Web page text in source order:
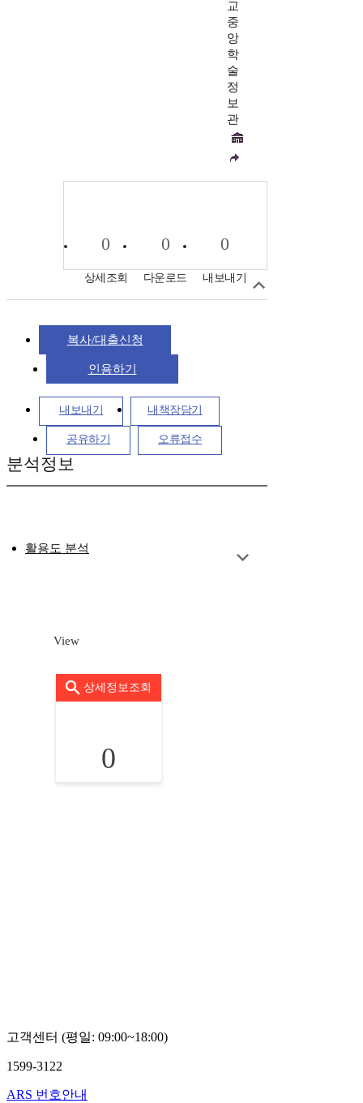
교
중
앙
학
술
정
보
관
0
상세조회
0
다운로드
0
내보내기
복사/대출신청
인용하기
내보내기 내책장담기
공유하기 오류접수
분석정보
활용도 분석
View
상세정보조회
0
고객센터 (평일: 09:00~18:00)
1599-3122
ARS 번호안내